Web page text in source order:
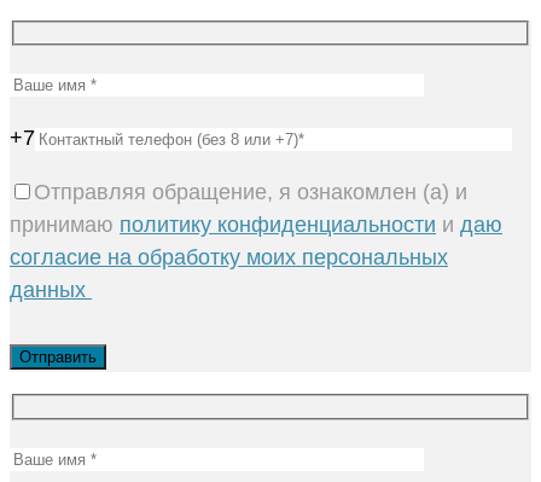
+7
Отправляя обращение, я ознакомлен (а) и
принимаю политику конфиденциальности и даю
согласие на обработку моих персональных
данных